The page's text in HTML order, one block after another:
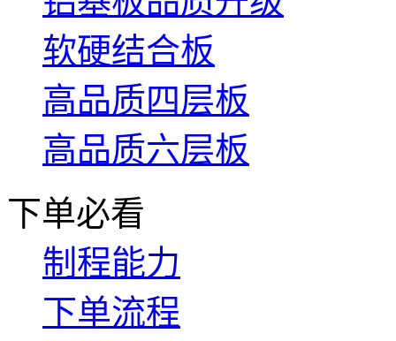
软硬结合板
高品质四层板
高品质六层板
下单必看
制程能力
下单流程